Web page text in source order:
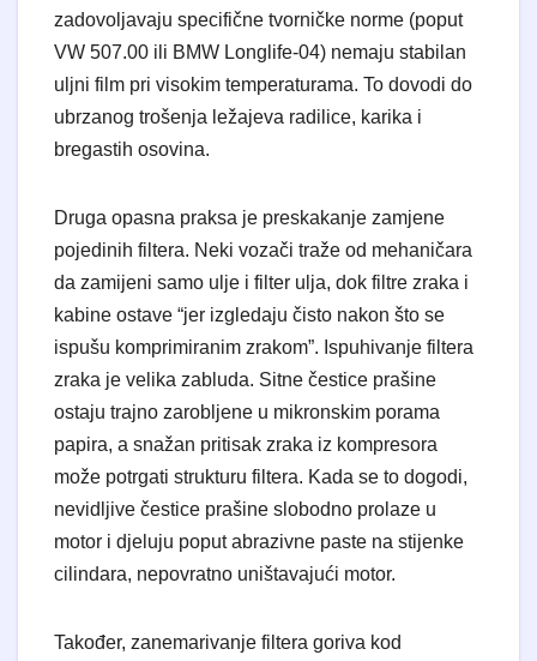
zadovoljavaju specifične tvorničke norme (poput
VW 507.00 ili BMW Longlife-04) nemaju stabilan
uljni film pri visokim temperaturama. To dovodi do
ubrzanog trošenja ležajeva radilice, karika i
bregastih osovina.
Druga opasna praksa je preskakanje zamjene
pojedinih filtera. Neki vozači traže od mehaničara
da zamijeni samo ulje i filter ulja, dok filtre zraka i
kabine ostave “jer izgledaju čisto nakon što se
ispušu komprimiranim zrakom”. Ispuhivanje filtera
zraka je velika zabluda. Sitne čestice prašine
ostaju trajno zarobljene u mikronskim porama
papira, a snažan pritisak zraka iz kompresora
može potrgati strukturu filtera. Kada se to dogodi,
nevidljive čestice prašine slobodno prolaze u
motor i djeluju poput abrazivne paste na stijenke
cilindara, nepovratno uništavajući motor.
Također, zanemarivanje filtera goriva kod